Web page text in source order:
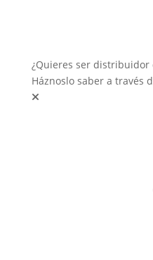
¿Quieres ser distribuidor
Háznoslo saber a través